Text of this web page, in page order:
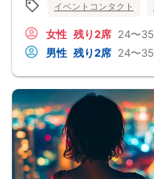
イベントコンタクト
女性 残り2席 24〜
男性 残り2席 24〜